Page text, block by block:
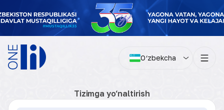
O‘zbekcha
Tizimga yo‘naltirish